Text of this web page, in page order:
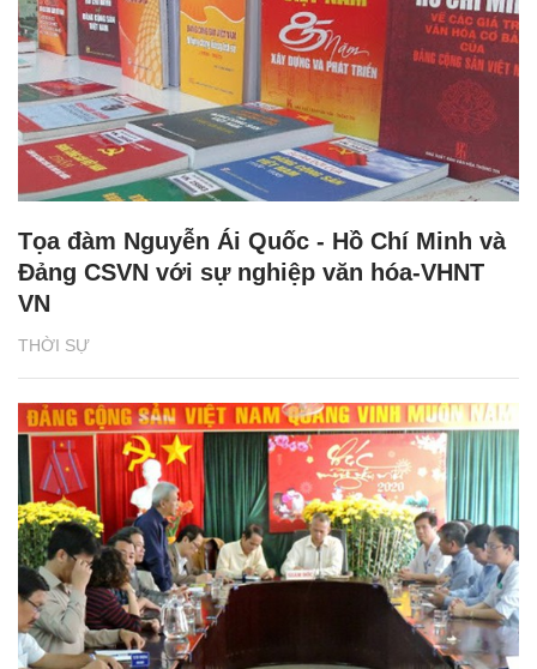
THỜI SỰ
Tọa đàm Nguyễn Ái Quốc - Hồ Chí Minh và
Đảng CSVN với sự nghiệp văn hóa-VHNT
VN